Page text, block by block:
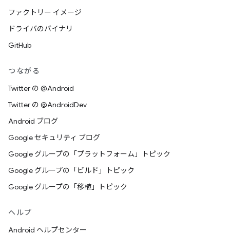
ファクトリー イメージ
ドライバのバイナリ
GitHub
つながる
Twitter の @Android
Twitter の @AndroidDev
Android ブログ
Google セキュリティ ブログ
Google グループの「プラットフォーム」トピック
Google グループの「ビルド」トピック
Google グループの「移植」トピック
ヘルプ
Android ヘルプセンター